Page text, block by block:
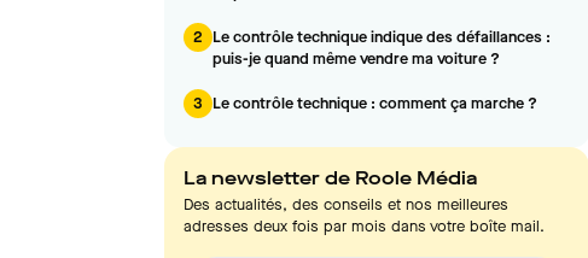
2 Le contrôle technique indique des défaillances :
puis-je quand même vendre ma voiture ?
3 Le contrôle technique : comment ça marche ?
La newsletter de Roole Média
Des actualités, des conseils et nos meilleures
adresses deux fois par mois dans votre boîte mail.